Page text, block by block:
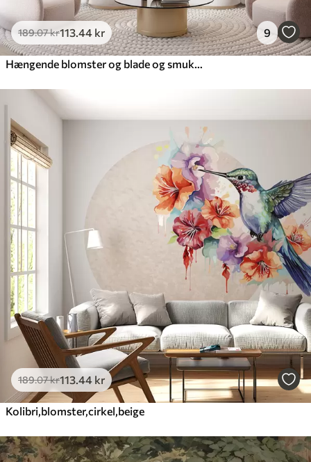
189.07kr113 .44 kr 9
189.07kr113 .44 kr
Kolibri,blomster,cirkel,beige